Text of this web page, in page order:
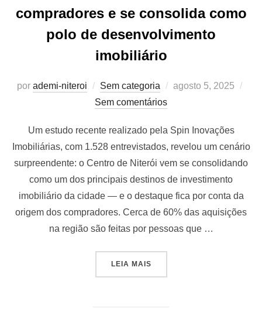
compradores e se consolida como
polo de desenvolvimento
imobiliário
por ademi-niteroi Sem categoria
Postado
agosto 5, 2025
Sem comentários
Um estudo recente realizado pela Spin Inovações
Imobiliárias, com 1.528 entrevistados, revelou um cenário
surpreendente: o Centro de Niterói vem se consolidando
como um dos principais destinos de investimento
imobiliário da cidade — e o destaque fica por conta da
origem dos compradores. Cerca de 60% das aquisições
na região são feitas por pessoas que …
LEIA MAIS“CENTRO DE NITERÓI